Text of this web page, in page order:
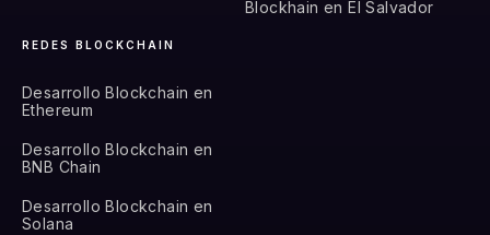
Blockhain en El Salvador
REDES BLOCKCHAIN
Desarrollo Blockchain en
Ethereum
Desarrollo Blockchain en
BNB Chain
Desarrollo Blockchain en
Solana